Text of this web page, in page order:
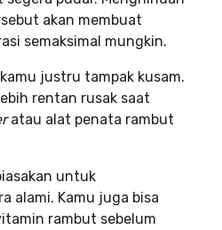
akan membuat
semaksimal mungkin.
justru tampak kusam.
rentan rusak saat
atau alat penata rambut
untuk
alami. Kamu juga bisa
rambut sebelum